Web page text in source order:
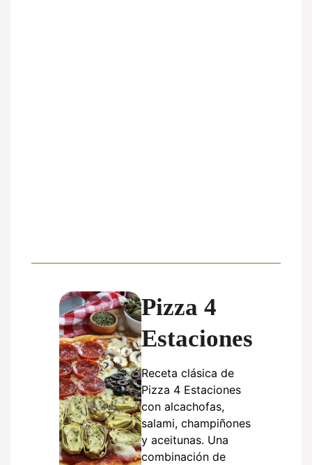
Pizza 4
Estaciones
Receta clásica de
Pizza 4 Estaciones
con alcachofas,
salami, champiñones
y aceitunas. Una
combinación de